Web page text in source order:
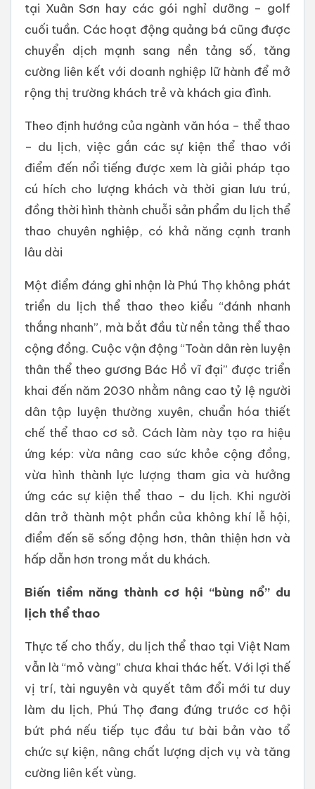
tại Xuân Sơn hay các gói nghỉ dưỡng – golf
cuối tuần. Các hoạt động quảng bá cũng được
chuyển dịch mạnh sang nền tảng số, tăng
cường liên kết với doanh nghiệp lữ hành để mở
rộng thị trường khách trẻ và khách gia đình.
Theo định hướng của ngành văn hóa – thể thao
– du lịch, việc gắn các sự kiện thể thao với
điểm đến nổi tiếng được xem là giải pháp tạo
cú hích cho lượng khách và thời gian lưu trú,
đồng thời hình thành chuỗi sản phẩm du lịch thể
thao chuyên nghiệp, có khả năng cạnh tranh
lâu dài
Một điểm đáng ghi nhận là Phú Thọ không phát
triển du lịch thể thao theo kiểu “đánh nhanh
thắng nhanh”, mà bắt đầu từ nền tảng thể thao
cộng đồng. Cuộc vận động “Toàn dân rèn luyện
thân thể theo gương Bác Hồ vĩ đại” được triển
khai đến năm 2030 nhằm nâng cao tỷ lệ người
dân tập luyện thường xuyên, chuẩn hóa thiết
chế thể thao cơ sở. Cách làm này tạo ra hiệu
ứng kép: vừa nâng cao sức khỏe cộng đồng,
vừa hình thành lực lượng tham gia và hưởng
ứng các sự kiện thể thao – du lịch. Khi người
dân trở thành một phần của không khí lễ hội,
điểm đến sẽ sống động hơn, thân thiện hơn và
hấp dẫn hơn trong mắt du khách.
Biến tiềm năng thành cơ hội “bùng nổ” du
lịch thể thao
Thực tế cho thấy, du lịch thể thao tại Việt Nam
vẫn là “mỏ vàng” chưa khai thác hết. Với lợi thế
vị trí, tài nguyên và quyết tâm đổi mới tư duy
làm du lịch, Phú Thọ đang đứng trước cơ hội
bứt phá nếu tiếp tục đầu tư bài bản vào tổ
chức sự kiện, nâng chất lượng dịch vụ và tăng
cường liên kết vùng.